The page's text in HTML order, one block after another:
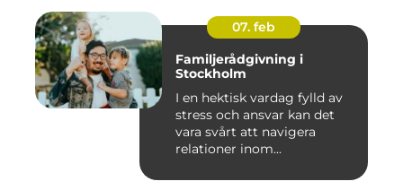
07. feb
Familjerådgivning i
Stockholm
I en hektisk vardag fylld av
stress och ansvar kan det
vara svårt att navigera
relationer inom...